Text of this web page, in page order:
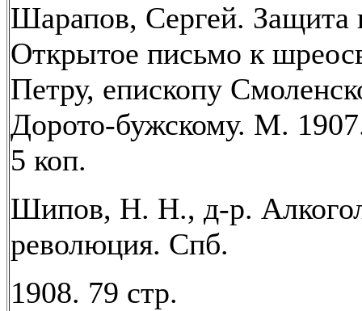
Шарапов, Сергей. Защита
Открытое письмо к
Петру, епископу
Дорото-бужскому. М.
5 коп.
Шипов, Н. Н., д-р.
революция. Спб.
1908. 79 стр.